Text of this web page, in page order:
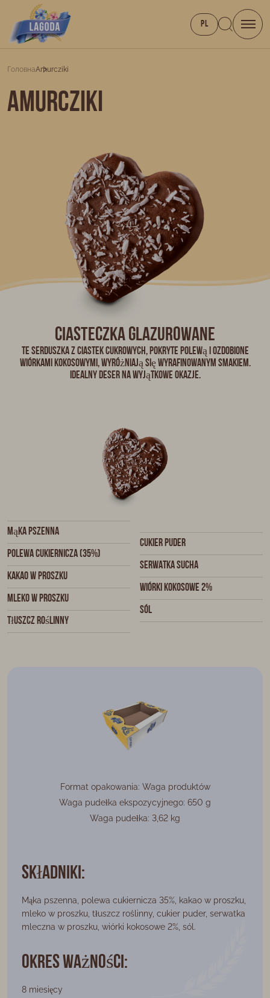
PL
ГоловнаAmurcziki
Amurcziki
Ciasteczka glazurowane
Te serduszka z ciastek cukrowych, pokryte polewą i ozdobione
wiórkami kokosowymi, wyróżniają się wyrafinowanym smakiem.
Idealny deser na wyjątkowe okazje.
Mąka pszenna
Polewa cukiernicza (35%)
Kakao w proszku
Mleko w proszku
Tłuszcz roślinny
Cukier puder
Serwatka sucha
Wiórki kokosowe 2%
Sól
Format opakowania: Waga produktów
Waga pudełka ekspozycyjnego: 650 g
Waga pudełka: 3,62 kg
Składniki:
Mąka pszenna, polewa cukiernicza 35%, kakao w proszku,
mleko w proszku, tłuszcz roślinny, cukier puder, serwatka
mleczna w proszku, wiórki kokosowe 2%, sól.
Okres ważności:
8 miesięcy